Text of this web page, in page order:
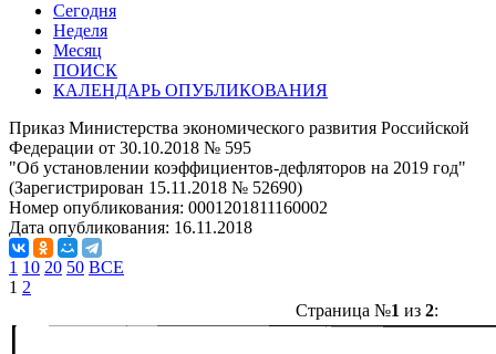
Сегодня
Неделя
Месяц
ПОИСК
КАЛЕНДАРЬ ОПУБЛИКОВАНИЯ
Приказ Министерства экономического развития Российской
Федерации от 30.10.2018 № 595
"Об установлении коэффициентов-дефляторов на 2019 год"
(Зарегистрирован 15.11.2018 № 52690)
Номер опубликования: 0001201811160002
Дата опубликования: 16.11.2018
1 10 20 50 ВСЕ
1 2
Страница №1 из 2: